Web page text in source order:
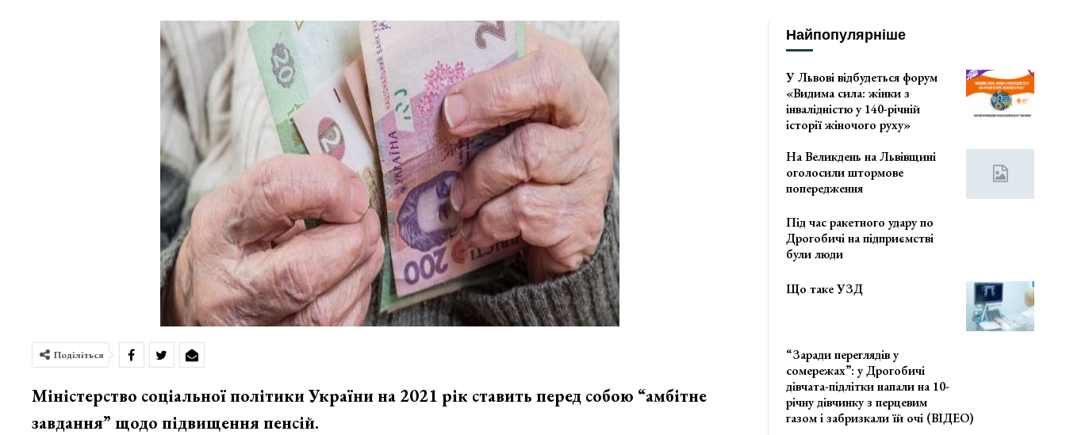
Поділіться
Міністерство соціальної політики України на 2021 рік ставить перед собою “амбітне
завдання” щодо підвищення пенсій.
Найпопулярніше
У Львові відбудеться форум
«Видима сила: жінки з
інвалідністю у 140-річній
історії жіночого руху»
На Великдень на Львівщині
оголосили штормове
попередження
Під час ракетного удару по
Дрогобичі на підприємстві
були люди
Що таке УЗД
“Заради переглядів у
сомережах”: у Дрогобичі
дівчата-підлітки напали на 10-
річну дівчинку з перцевим
газом і забризкали їй очі (ВІДЕО)